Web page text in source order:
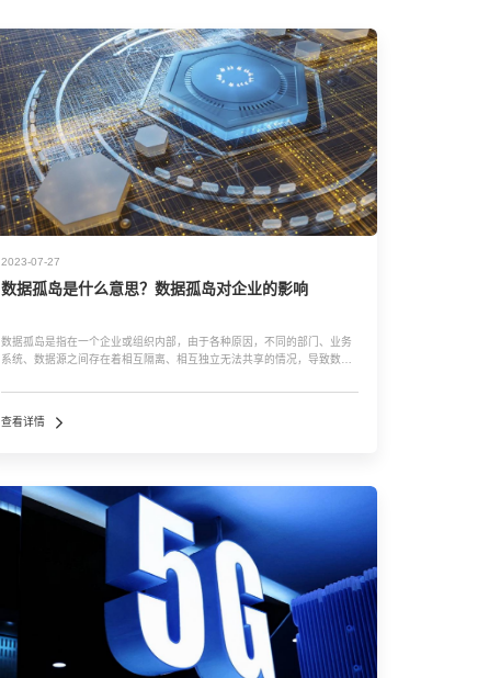
2023-07-27
数据孤岛是什么意思？数据孤岛对企业的影响
数据孤岛是指在一个企业或组织内部，由于各种原因，不同的部门、业务
系统、数据源之间存在着相互隔离、相互独立无法共享的情况，导致数据
分利用和发挥价值。 数据孤岛对企业的影响： &nbs...…
查看详情